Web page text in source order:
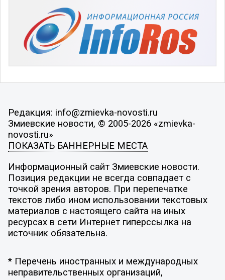
Редакция: info@zmievka-novosti.ru
Змиевские новости, © 2005-2026 «zmievka-
novosti.ru»
ПОКАЗАТЬ БАННЕРНЫЕ МЕСТА
Информационный сайт Змиевские новости.
Позиция редакции не всегда совпадает с
точкой зрения авторов. При перепечатке
текстов либо ином использовании текстовых
материалов с настоящего сайта на иных
ресурсах в сети Интернет гиперссылка на
источник обязательна.
* Перечень иностранных и международных
неправительственных организаций,